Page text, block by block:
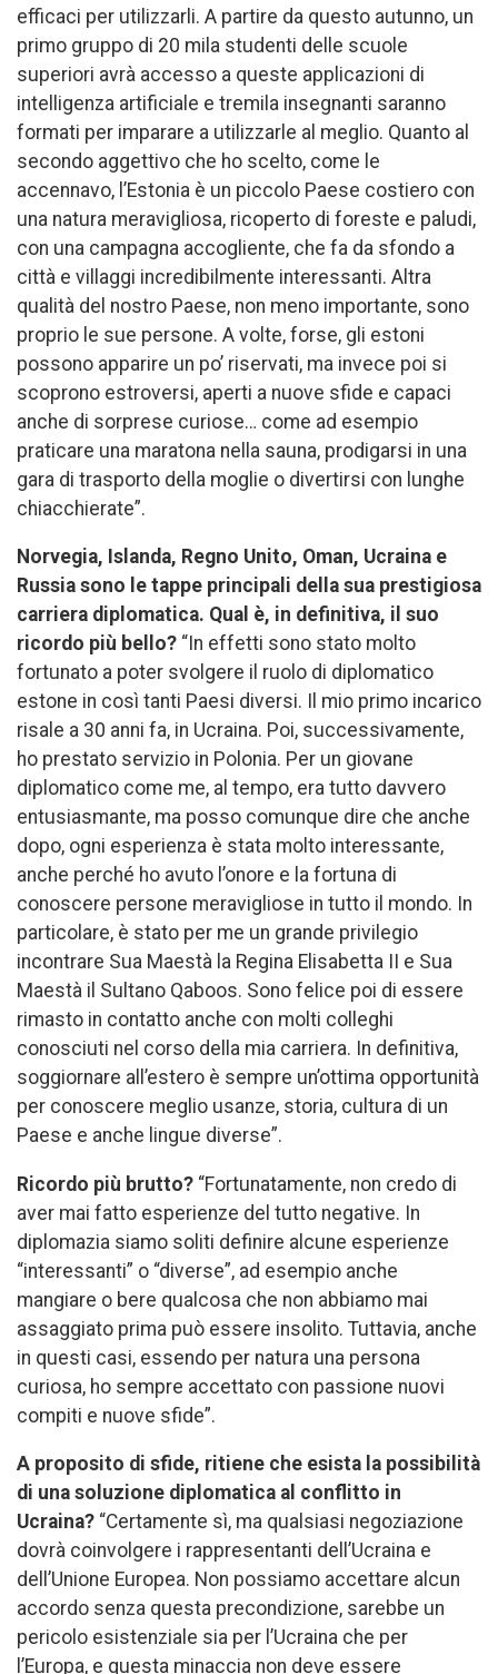
efficaci per utilizzarli. A partire da questo autunno, un
primo gruppo di 20 mila studenti delle scuole
superiori avrà accesso a queste applicazioni di
intelligenza artificiale e tremila insegnanti saranno
formati per imparare a utilizzarle al meglio. Quanto al
secondo aggettivo che ho scelto, come le
accennavo, l’Estonia è un piccolo Paese costiero con
una natura meravigliosa, ricoperto di foreste e paludi,
con una campagna accogliente, che fa da sfondo a
città e villaggi incredibilmente interessanti. Altra
qualità del nostro Paese, non meno importante, sono
proprio le sue persone. A volte, forse, gli estoni
possono apparire un po’ riservati, ma invece poi si
scoprono estroversi, aperti a nuove sfide e capaci
anche di sorprese curiose… come ad esempio
praticare una maratona nella sauna, prodigarsi in una
gara di trasporto della moglie o divertirsi con lunghe
chiacchierate”.
Norvegia, Islanda, Regno Unito, Oman, Ucraina e
Russia sono le tappe principali della sua prestigiosa
carriera diplomatica. Qual è, in definitiva, il suo
ricordo più bello? “In effetti sono stato molto
fortunato a poter svolgere il ruolo di diplomatico
estone in così tanti Paesi diversi. Il mio primo incarico
risale a 30 anni fa, in Ucraina. Poi, successivamente,
ho prestato servizio in Polonia. Per un giovane
diplomatico come me, al tempo, era tutto davvero
entusiasmante, ma posso comunque dire che anche
dopo, ogni esperienza è stata molto interessante,
anche perché ho avuto l’onore e la fortuna di
conoscere persone meravigliose in tutto il mondo. In
particolare, è stato per me un grande privilegio
incontrare Sua Maestà la Regina Elisabetta II e Sua
Maestà il Sultano Qaboos. Sono felice poi di essere
rimasto in contatto anche con molti colleghi
conosciuti nel corso della mia carriera. In definitiva,
soggiornare all’estero è sempre un’ottima opportunità
per conoscere meglio usanze, storia, cultura di un
Paese e anche lingue diverse”.
Ricordo più brutto? “Fortunatamente, non credo di
aver mai fatto esperienze del tutto negative. In
diplomazia siamo soliti definire alcune esperienze
“interessanti” o “diverse”, ad esempio anche
mangiare o bere qualcosa che non abbiamo mai
assaggiato prima può essere insolito. Tuttavia, anche
in questi casi, essendo per natura una persona
curiosa, ho sempre accettato con passione nuovi
compiti e nuove sfide”.
A proposito di sfide, ritiene che esista la possibilità
di una soluzione diplomatica al conflitto in
Ucraina? “Certamente sì, ma qualsiasi negoziazione
dovrà coinvolgere i rappresentanti dell’Ucraina e
dell’Unione Europea. Non possiamo accettare alcun
accordo senza questa precondizione, sarebbe un
pericolo esistenziale sia per l’Ucraina che per
l’Europa, e questa minaccia non deve essere